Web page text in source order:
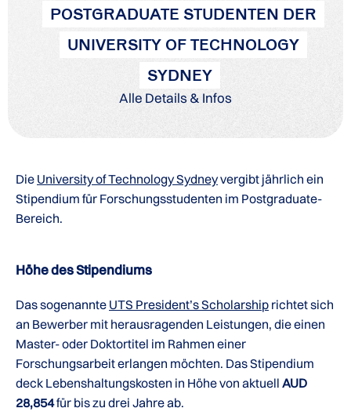
POSTGRADUATE STUDENTEN DER
UNIVERSITY OF TECHNOLOGY
SYDNEY
Alle Details & Infos
Die University of Technology Sydneyvergibt jährlich ein
Stipendium für Forschungsstudenten im Postgraduate-
Bereich.
Höhe des Stipendiums
Das sogenannte UTS President’s Scholarship richtet sich
an Bewerber mit herausragenden Leistungen, die einen
Master- oder Doktortitel im Rahmen einer
Forschungsarbeit erlangen möchten. Das Stipendium
deck Lebenshaltungskosten in Höhe von aktuell AUD
28,854für bis zu drei Jahre ab.